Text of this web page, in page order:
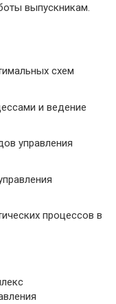
выпускникам.
схем
и ведение
управления
процессов в